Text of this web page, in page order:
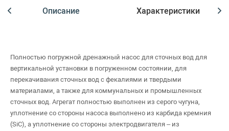
Описание Характеристики
Полностью погружной дренажный насос для сточных вод для
вертикальной установки в погруженном состоянии, для
перекачивания сточных вод с фекалиями и твердыми
материалами, а также для коммунальных и промышленных
сточных вод. Агрегат полностью выполнен из серого чугуна,
уплотнение со стороны насоса выполнено из карбида кремния
(SiC), а уплотнение со стороны электродвигателя – из